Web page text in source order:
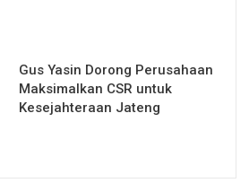
Gus Yasin Dorong Perusahaan
Maksimalkan CSR untuk
Kesejahteraan Jateng